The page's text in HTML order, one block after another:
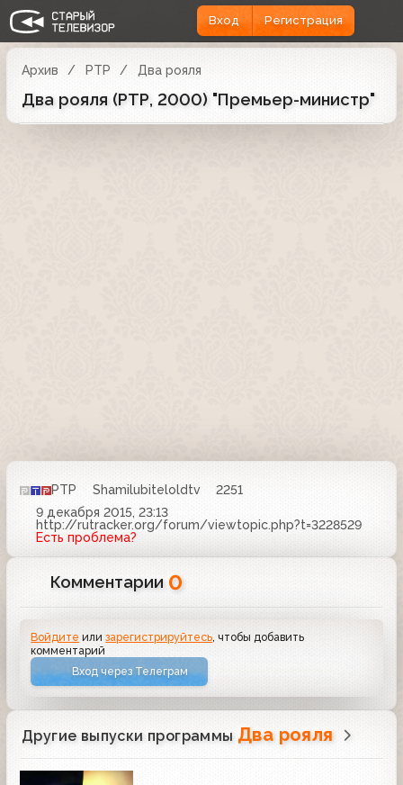
Вход Регистрация
Архив РТР Два рояля
Два рояля (РТР, 2000) "Премьер-министр"
РТР Shamilubiteloldtv
2251
9 декабря 2015, 23:13
http://rutracker.org/forum/viewtopic.php?t=3228529
Есть проблема?
Комментарии 0
Войдите илизарегистрируйтесь , чтобы добавить
комментарий
Вход через Телеграм
Другие выпуски программы Два рояля